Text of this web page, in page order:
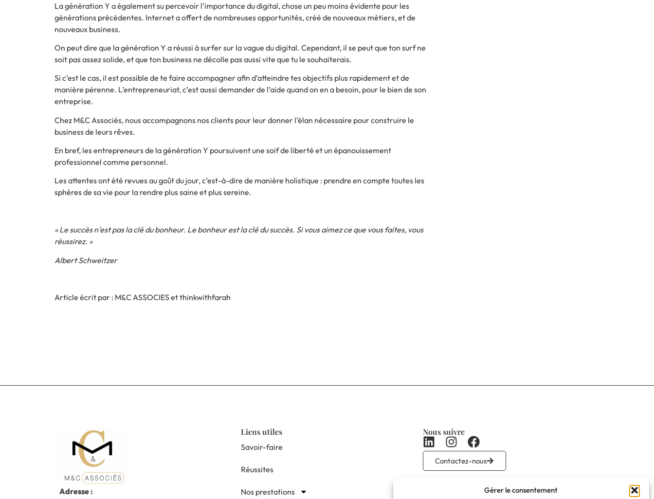
Gérer le consentement
La génération Y a également su percevoir l’importance du digital, chose un peu moins évidente pour les
générations précédentes. Internet a offert de nombreuses opportunités, créé de nouveaux métiers, et de
nouveaux business.
On peut dire que la génération Y a réussi à surfer sur la vague du digital. Cependant, il se peut que ton surf ne
soit pas assez solide, et que ton business ne décolle pas aussi vite que tu le souhaiterais.
Si c’est le cas, il est possible de te faire accompagner afin d’atteindre tes objectifs plus rapidement et de
manière pérenne. L’entrepreneuriat, c’est aussi demander de l’aide quand on en a besoin, pour le bien de son
entreprise.
Chez M&C Associés, nous accompagnons nos clients pour leur donner l’élan nécessaire pourconstruire le
business de leurs rêves.
En bref, les entrepreneurs de la génération Y poursuivent une soif de liberté et un épanouissement
professionnel comme personnel.
Les attentes ont été revues au goût du jour, c’est-à-dire de manière holistique : prendre en compte toutes les
sphères de sa vie pour la rendre plus saine et plus sereine.
« Le succès n’est pas la clé du bonheur. Le bonheur est la clé du succès. Si vous aimez ce que vous faites, vous
réussirez. »
Albert Schweitzer
Article écrit par : M&C ASSOCIES etthinkwithfarah
Adresse :
Liens utiles
Savoir-faire
Réussites
Nos prestations
Nous suivre
Contactez-nous